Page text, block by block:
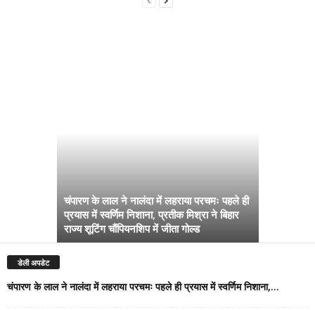
चंपारण के लाल ने नालंदा में लहराया परचमः पहले ही
प्रयास में स्वर्णिम निशाना, प्रतीक मिश्रा ने बिहार
राज्य शूटिंग चौंपियनशिप में जीता गोल्ड
डेली अपडेट
चंपारण के लाल ने नालंदा में लहराया परचमः पहले ही प्रयास में स्वर्णिम निशाना,...